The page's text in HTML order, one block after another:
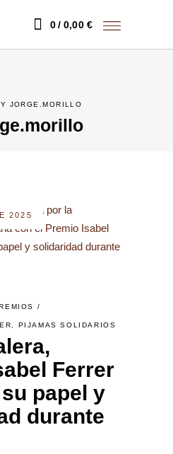
0 0,00 €
JORGE.MORILLO
2025
PIJAMAS SOLIDARIOS
Ferrer
papel y
durante